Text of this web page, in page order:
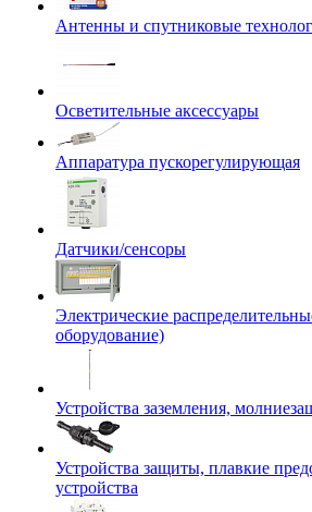
Антенны и спутниковые
Осветительные аксессуары
Аппаратура пускорегулирующая
Датчики/сенсоры
Электрические
оборудование)
Устройства заземления,
Устройства защиты, плавкие
устройства